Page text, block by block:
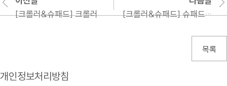
[크롤러&슈패드] 크롤러 [크롤러&슈패드] 슈패드(러버패드)
목록
개인정보처리방침